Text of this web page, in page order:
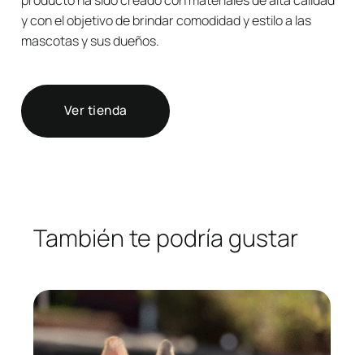
y con el objetivo de brindar comodidad y estilo a las
mascotas y sus dueños.
Ver tienda
También te podría gustar